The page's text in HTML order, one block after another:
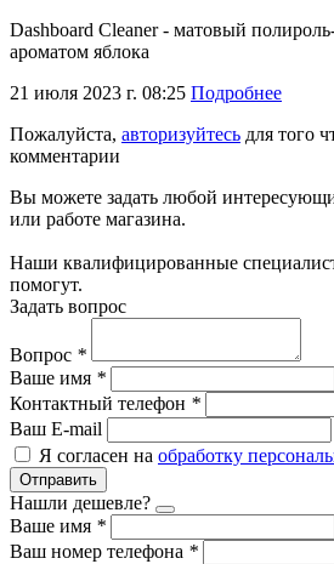
Dashboard Cleaner - матовый
ароматом яблока
21 июля 2023 г. 08:25 Подробнее
Пожалуйста, авторизуйтесь для того
комментарии
Вы можете задать любой
или работе магазина.
Наши квалифицированные
помогут.
Задать вопрос
Вопрос *
Ваше имя *
Контактный телефон *
Ваш E-mail
Я согласен на обработку
Отправить
Нашли дешевле?
Ваше имя *
Ваш номер телефона *